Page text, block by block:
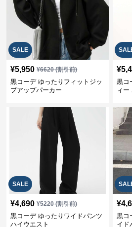
SALE
¥5,950 ¥6620(割引前)
黒コーデ ゆったりフィットジッ
プアップパーカー
¥
黒コ
ィー
SALE
¥4,690 ¥5220(割引前)
黒コーデ ゆったりワイドパンツ
ハイウエスト
¥
黒コ
イド